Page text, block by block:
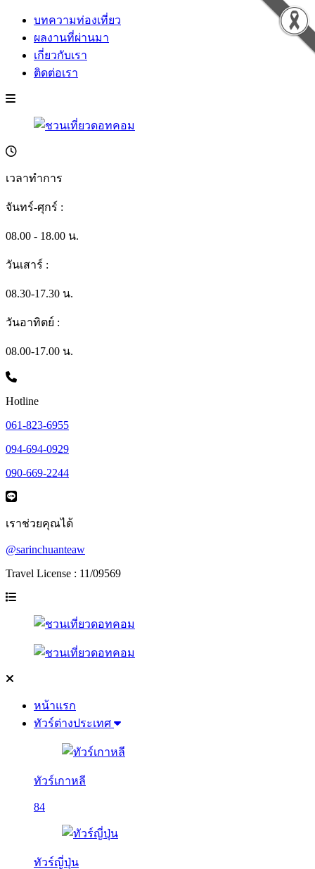
บทความท่องเที่ยว
ผลงานที่ผ่านมา
เกี่ยวกับเรา
ติดต่อเรา
เวลาทำการ
จันทร์-ศุกร์ :
08.00 - 18.00 น.
วันเสาร์ :
08.30-17.30 น.
วันอาทิตย์ :
08.00-17.00 น.
Hotline
061-823-6955
094-694-0929
090-669-2244
เราช่วยคุณได้
@sarinchuanteaw
Travel License : 11/09569
หน้าแรก
ทัวร์ต่างประเทศ
ทัวร์เกาหลี
84
ทัวร์ญี่ปุ่น